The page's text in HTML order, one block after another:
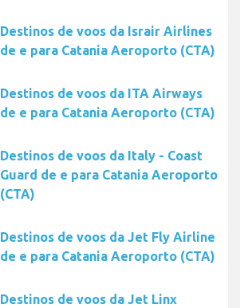
Destinos de voos da Israir Airlines
de e para Catania Aeroporto (CTA)
Destinos de voos da ITA Airways
de e para Catania Aeroporto (CTA)
Destinos de voos da Italy - Coast
Guard de e para Catania Aeroporto
(CTA)
Destinos de voos da Jet Fly Airline
de e para Catania Aeroporto (CTA)
Destinos de voos da Jet Linx